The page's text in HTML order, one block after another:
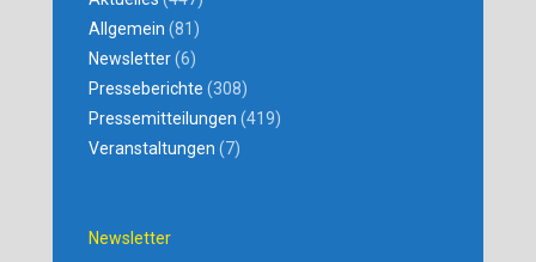
Allgemein (81)
Newsletter(6)
Presseberichte (308)
Pressemitteilungen (419)
Veranstaltungen (7)
Newsletter